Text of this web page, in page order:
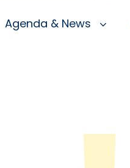
Agenda & News